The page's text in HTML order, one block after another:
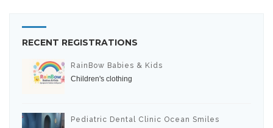
RECENT REGISTRATIONS
RainBow Babies & Kids
Children's clothing
Pediatric Dental Clinic Ocean Smiles